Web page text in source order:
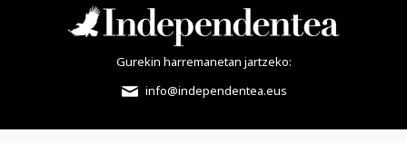
Gurekin harremanetan jartzeko:
info@independentea.eus